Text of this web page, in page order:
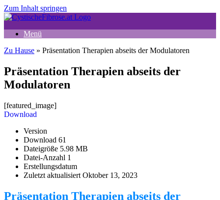
Zum Inhalt springen
Menü
Zu Hause » Präsentation Therapien abseits der Modulatoren
Präsentation Therapien abseits der
Modulatoren
[featured_image]
Download
Version
Download 61
Dateigröße 5.98 MB
Datei-Anzahl 1
Erstellungsdatum
Zuletzt aktualisiert Oktober 13, 2023
Präsentation Therapien abseits der